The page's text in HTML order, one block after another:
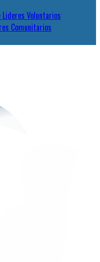
Voluntarios
Comunitarios